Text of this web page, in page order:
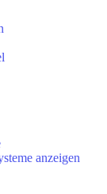
anzeigen